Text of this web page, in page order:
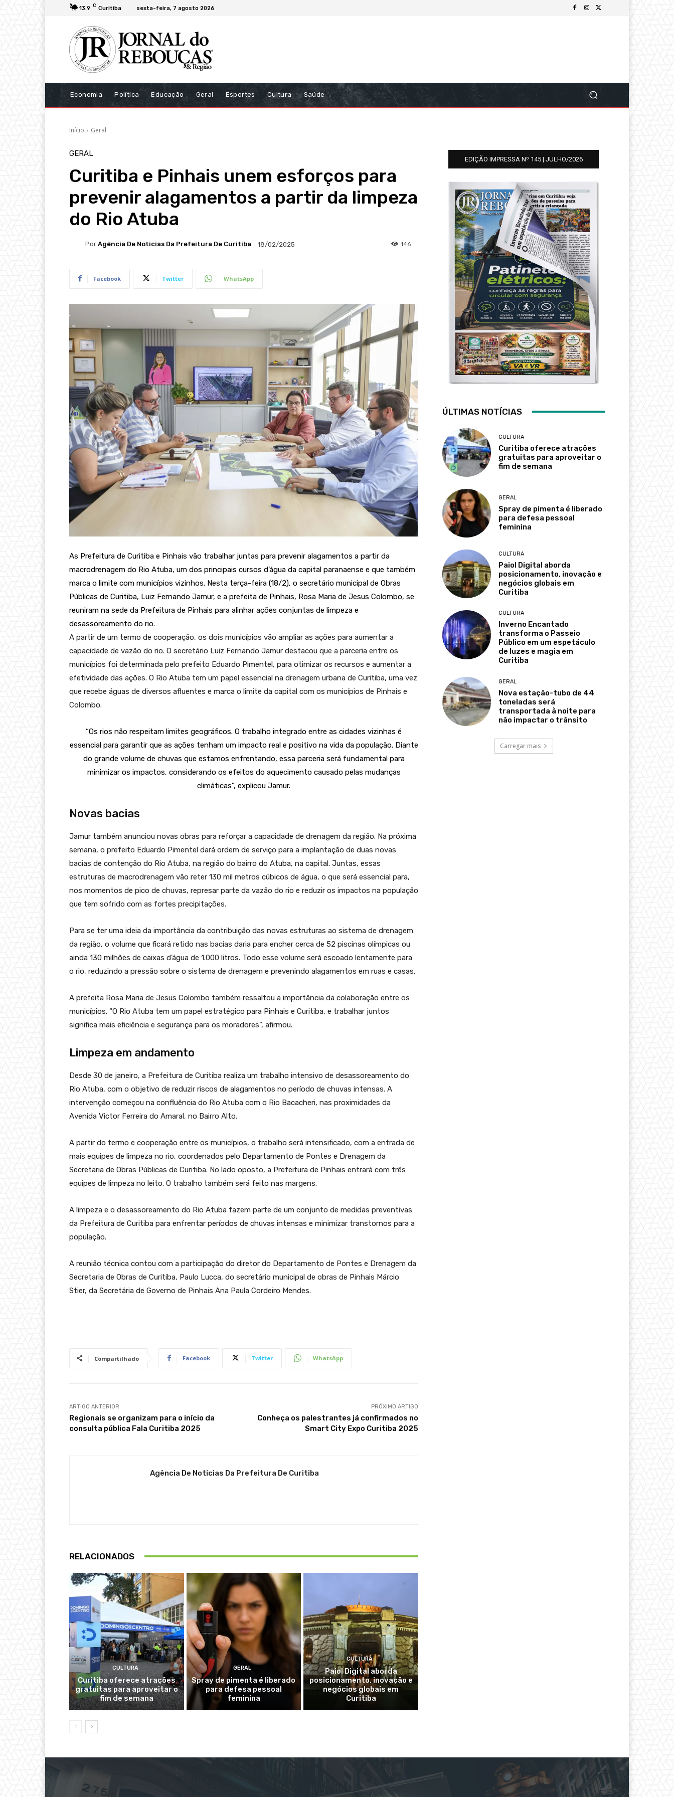
13.9 C Curitiba sexta-feira, 7 agosto 2026
Economia Política Educação Geral Esportes Cultura Saúde
Início Geral
GERAL
Curitiba e Pinhais unem esforços para
prevenir alagamentos a partir da limpeza
do Rio Atuba
Por Agência De Noticias Da Prefeitura De Curitiba 18/02/2025 146
Facebook Twitter WhatsApp
As Prefeitura de Curitiba e Pinhais vão trabalhar juntas para prevenir alagamentos a partir da
macrodrenagem do Rio Atuba, um dos principais cursos d’água da capital paranaense e que também
marca o limite com municípios vizinhos. Nesta terça-feira (18/2), o secretário municipal de Obras
Públicas de Curitiba, Luiz Fernando Jamur, e a prefeita de Pinhais, Rosa Maria de Jesus Colombo, se
reuniram na sede da Prefeitura de Pinhais para alinhar ações conjuntas de limpeza e
desassoreamento do rio.
A partir de um termo de cooperação, os dois municípios vão ampliar as ações para aumentar a
capacidade de vazão do rio. O secretário Luiz Fernando Jamur destacou que a parceria entre os
municípios foi determinada pelo prefeito Eduardo Pimentel, para otimizar os recursos e aumentar a
efetividade das ações. O Rio Atuba tem um papel essencial na drenagem urbana de Curitiba, uma vez
que recebe águas de diversos afluentes e marca o limite da capital com os municípios de Pinhais e
Colombo.
“Os rios não respeitam limites geográficos. O trabalho integrado entre as cidades vizinhas é
essencial para garantir que as ações tenham um impacto real e positivo na vida da população. Diante
do grande volume de chuvas que estamos enfrentando, essa parceria será fundamental para
minimizar os impactos, considerando os efeitos do aquecimento causado pelas mudanças
climáticas”, explicou Jamur.
Novas bacias
Jamur também anunciou novas obras para reforçar a capacidade de drenagem da região. Na próxima
semana, o prefeito Eduardo Pimentel dará ordem de serviço para a implantação de duas novas
bacias de contenção do Rio Atuba, na região do bairro do Atuba, na capital. Juntas, essas
estruturas de macrodrenagem vão reter 130 mil metros cúbicos de água, o que será essencial para,
nos momentos de pico de chuvas, represar parte da vazão do rio e reduzir os impactos na população
que tem sofrido com as fortes precipitações.
Para se ter uma ideia da importância da contribuição das novas estruturas ao sistema de drenagem
da região, o volume que ficará retido nas bacias daria para encher cerca de 52 piscinas olímpicas ou
ainda 130 milhões de caixas d’água de 1.000 litros. Todo esse volume será escoado lentamente para
o rio, reduzindo a pressão sobre o sistema de drenagem e prevenindo alagamentos em ruas e casas.
A prefeita Rosa Maria de Jesus Colombo também ressaltou a importância da colaboração entre os
municípios. “O Rio Atuba tem um papel estratégico para Pinhais e Curitiba, e trabalhar juntos
significa mais eficiência e segurança para os moradores”, afirmou.
Limpeza em andamento
Desde 30 de janeiro, a Prefeitura de Curitiba realiza um trabalho intensivo de desassoreamento do
Rio Atuba, com o objetivo de reduzir riscos de alagamentos no período de chuvas intensas. A
intervenção começou na confluência do Rio Atuba com o Rio Bacacheri, nas proximidades da
Avenida Victor Ferreira do Amaral, no Bairro Alto.
A partir do termo e cooperação entre os municípios, o trabalho será intensificado, com a entrada de
mais equipes de limpeza no rio, coordenados pelo Departamento de Pontes e Drenagem da
Secretaria de Obras Públicas de Curitiba. No lado oposto, a Prefeitura de Pinhais entrará com três
equipes de limpeza no leito. O trabalho também será feito nas margens.
A limpeza e o desassoreamento do Rio Atuba fazem parte de um conjunto de medidas preventivas
da Prefeitura de Curitiba para enfrentar períodos de chuvas intensas e minimizar transtornos para a
população.
A reunião técnica contou com a participação do diretor do Departamento de Pontes e Drenagem da
Secretaria de Obras de Curitiba, Paulo Lucca, do secretário municipal de obras de Pinhais Márcio
Stier, da Secretária de Governo de Pinhais Ana Paula Cordeiro Mendes.
Compartilhado Facebook Twitter WhatsApp
ARTIGO ANTERIOR
Regionais se organizam para o início da
consulta pública Fala Curitiba 2025
PRÓXIMO ARTIGO
Conheça os palestrantes já confirmados no
Smart City Expo Curitiba 2025
Agência De Noticias Da Prefeitura De Curitiba
RELACIONADOS
CULTURA
Curitiba oferece atrações
gratuitas para aproveitar o
fim de semana
GERAL
Spray de pimenta é liberado
para defesa pessoal
feminina
CULTURA
Paiol Digital aborda
posicionamento, inovação e
negócios globais em
Curitiba
EDIÇÃO IMPRESSA Nº 145 | JULHO/2026
ÚLTIMAS NOTÍCIAS
CULTURA
Curitiba oferece atrações
gratuitas para aproveitar o
fim de semana
GERAL
Spray de pimenta é liberado
para defesa pessoal
feminina
CULTURA
Paiol Digital aborda
posicionamento, inovação e
negócios globais em
Curitiba
CULTURA
Inverno Encantado
transforma o Passeio
Público em um espetáculo
de luzes e magia em
Curitiba
GERAL
Nova estação-tubo de 44
toneladas será
transportada à noite para
não impactar o trânsito
Carregar mais